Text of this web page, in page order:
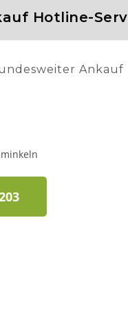
Hotline-
Ankauf